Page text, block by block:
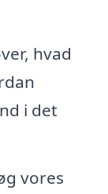
hvad
i det
vores